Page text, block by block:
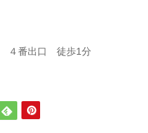
４番出口 徒歩1分